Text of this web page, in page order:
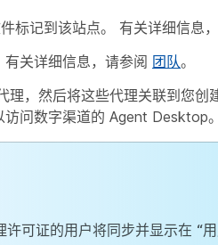
标记到该站点。 有关详细信息
关详细信息，请参阅 团队。
理，然后将这些代理关联到您创
问数字渠道的 Agent Desktop。
许可证的用户将同步并显示在 “